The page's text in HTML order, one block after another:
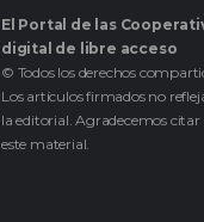
El Portal de las
digital de libre acceso
© Todos los derechos
Los artículos firmados no
la editorial. Agradecemos
este material.